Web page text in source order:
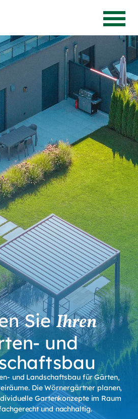
Die Wörnergärtner
SieIhren
und
und Landschaftsbau für Gärten,
Die Wörnergärtner planen,
Gartenkonzepte im Raum
und nachhaltig.